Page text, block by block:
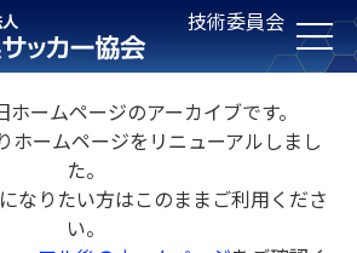
技術委員会
ホームページのアーカイブです。
ホームページをリニューアルしまし
た。
なりたい方はこのままご利用くださ
い。